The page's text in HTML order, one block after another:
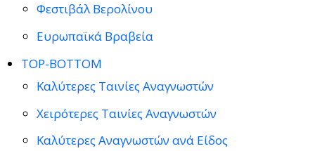
Φεστιβάλ Βερολίνου
Ευρωπαϊκά Βραβεία
TOP-BOTTOM
Καλύτερες Ταινίες Αναγνωστών
Χειρότερες Ταινίες Αναγνωστών
Καλύτερες Αναγνωστών ανά Είδος